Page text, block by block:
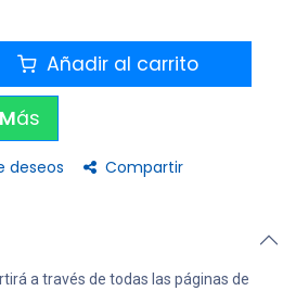
Añadir al carrito
ás
deseos Compartir
a través de todas las páginas de